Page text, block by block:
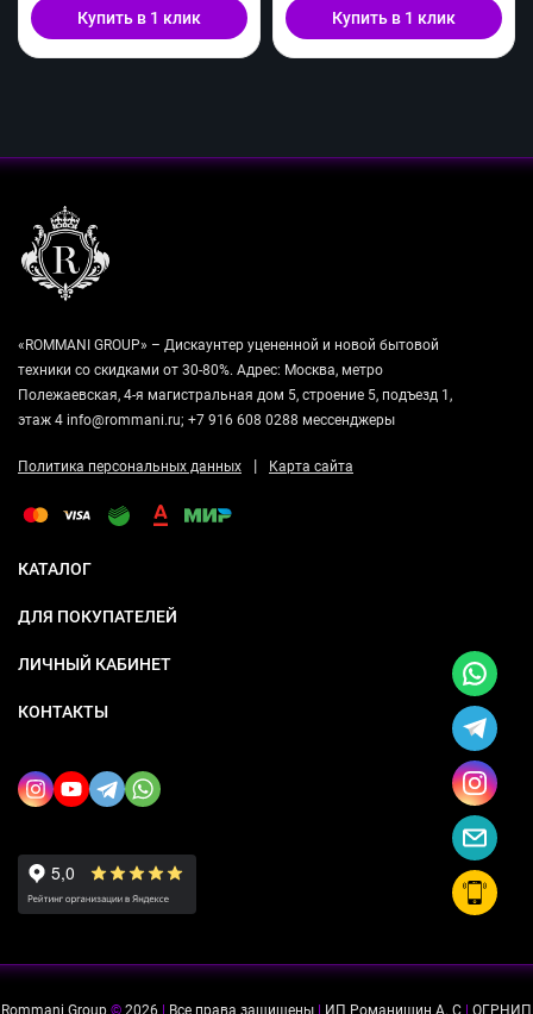
Купить в 1 клик Купить в 1 клик
«ROMMANI GROUP» – Дискаунтер уцененной и новой бытовой
техники со скидками от 30-80%. Адрес: Москва, метро
Полежаевская, 4-я магистральная дом 5, строение 5, подъезд 1,
этаж 4 info@rommani.ru; +7 916 608 0288 мессенджеры
Политика персональных данных | Карта сайта
КАТАЛОГ
ДЛЯ ПОКУПАТЕЛЕЙ
ЛИЧНЫЙ КАБИНЕТ
КОНТАКТЫ